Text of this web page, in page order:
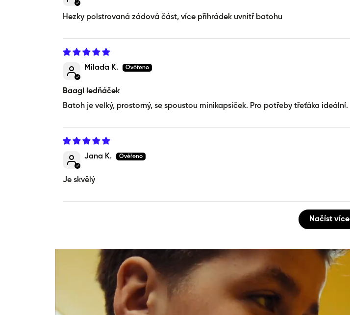
Hezky polstrovaná zádová část, více přihrádek uvnitř batohu
Milada K.
Baagl ledňáček
Batoh je velký, prostorný, se spoustou minikapsiček. Pro potřeby třeťáka ideální.
Jana K.
Je skvělý
Načíst více